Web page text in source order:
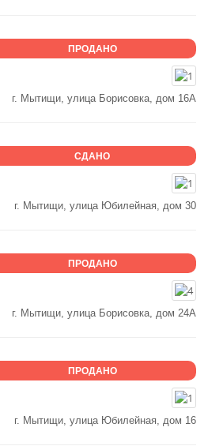
ПРОДАНО
г. Мытищи, улица Борисовка, дом 16А
СДАНО
г. Мытищи, улица Юбилейная, дом 30
ПРОДАНО
г. Мытищи, улица Борисовка, дом 24А
ПРОДАНО
г. Мытищи, улица Юбилейная, дом 16